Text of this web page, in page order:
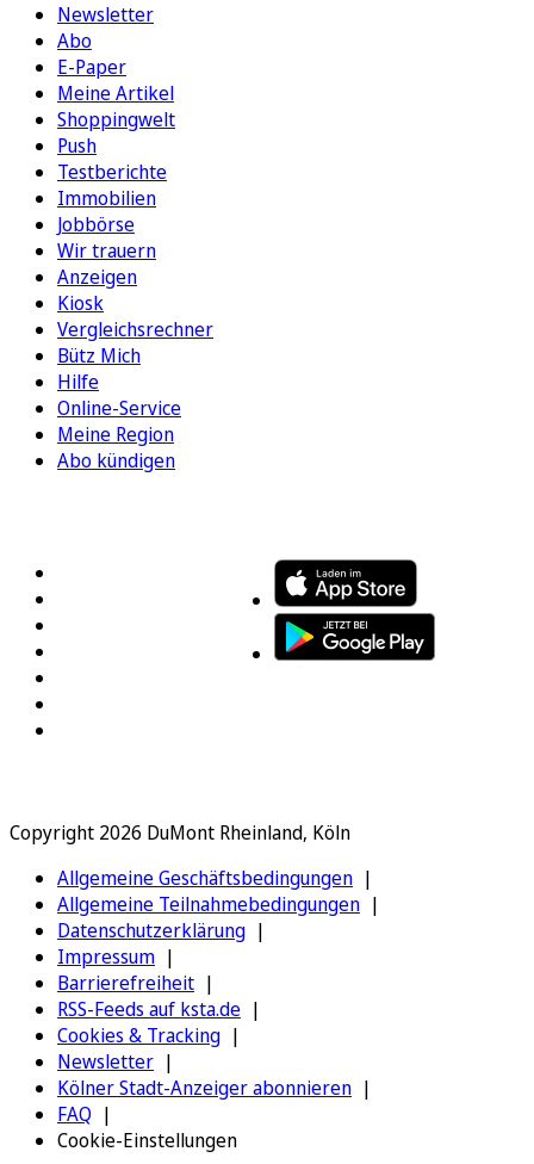
Newsletter
Abo
E-Paper
Meine Artikel
Shoppingwelt
Push
Testberichte
Immobilien
Jobbörse
Wir trauern
Anzeigen
Kiosk
Vergleichsrechner
Bütz Mich
Hilfe
Online-Service
Meine Region
Abo kündigen
Copyright 2026 DuMont Rheinland, Köln
Allgemeine Geschäftsbedingungen
Allgemeine Teilnahmebedingungen
Datenschutzerklärung
Impressum
Barrierefreiheit
RSS-Feeds auf ksta.de
Cookies & Tracking
Newsletter
Kölner Stadt-Anzeiger abonnieren
FAQ
Cookie-Einstellungen